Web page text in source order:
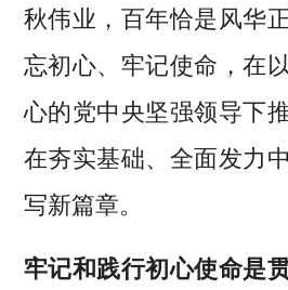
秋伟业，百年恰是风华
忘初心、牢记使命，在
心的党中央坚强领导下
在夯实基础、全面发力
写新篇章。
牢记和践行初心使命是